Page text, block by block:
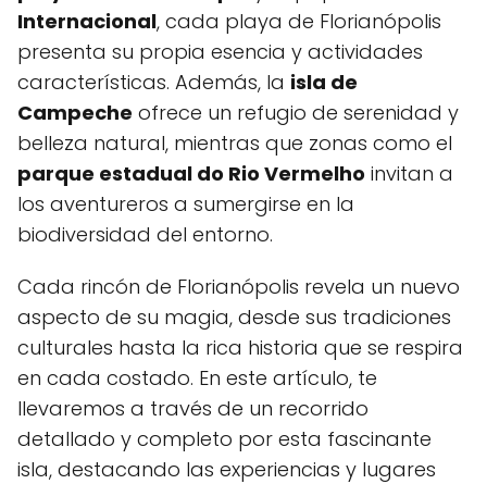
Internacional, cada playa de Florianópolis
presenta su propia esencia ⁤y actividades
características. Además, la⁢ isla de
Campeche ofrece un refugio de serenidad y
⁤belleza natural, mientras que zonas ​como el
parque estadual do ​Rio Vermelho invitan a
los aventureros a ‍sumergirse en la
biodiversidad del entorno.
Cada rincón de Florianópolis revela un nuevo‍
aspecto de su magia, desde sus tradiciones
culturales hasta la rica historia que ⁤se respira
en cada ⁤costado. En este artículo, te
llevaremos a través de un recorrido
detallado y completo por esta fascinante
isla, destacando las ⁣experiencias y lugares